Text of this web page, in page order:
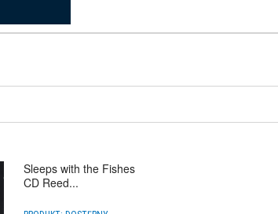
Sleeps with the Fishes
CD Reed...